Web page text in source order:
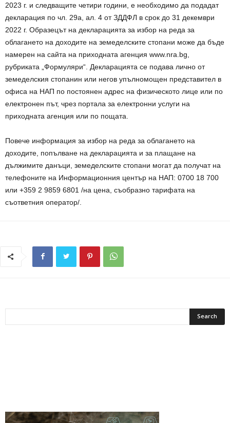
2023 г. и следващите четири години, е необходимо да подадат
декларация по чл. 29а, ал. 4 от ЗДДФЛ в срок до 31 декември
2022 г. Образецът на декларацията за избор на реда за
облагането на доходите на земеделските стопани може да бъде
намерен на сайта на приходната агенция www.nra.bg,
рубриката „Формуляри“. Декларацията се подава лично от
земеделския стопанин или негов упълномощен представител в
офиса на НАП по постоянен адрес на физическото лице или по
електронен път, чрез портала за електронни услуги на
приходната агенция или по пощата.
Повече информация за избор на реда за облагането на
доходите, попълване на декларацията и за плащане на
дължимите данъци, земеделските стопани могат да получат на
телефоните на Информационния център на НАП: 0700 18 700
или +359 2 9859 6801 /на цена, съобразно тарифата на
съответния оператор/.